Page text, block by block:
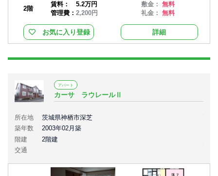
2階
賃料：
5.2万円
管理費： 2,200円
敷金：無料
礼金：無料
お気に入り登録 詳細
アパート
カーサ ラウレールⅡ
所在地
茨城県神栖市深芝
築年数
2003年02月築
階建
2階建
交通